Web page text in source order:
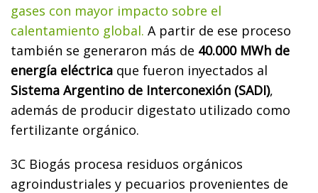
gases con mayor impacto sobre el
calentamiento global. A partir de ese proceso
también se generaron más de 40.000 MWh de
energía eléctrica que fueron inyectados al
Sistema Argentino de Interconexión (SADI),
además de producir digestato utilizado como
fertilizante orgánico.
3C Biogás procesa residuos orgánicos
agroindustriales y pecuarios provenientes de